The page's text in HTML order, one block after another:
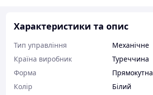
Характеристики та опис
Тип управління
Механічне
Країна виробник
Туреччина
Форма
Прямокутна
Колір
Білий